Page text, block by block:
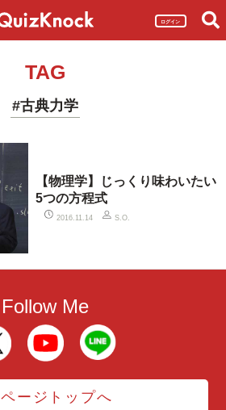
ログイン
TAG
#古典力学
【物理学】じっくり味わいたい
5つの方程式
2016.11.14 S.O.
Follow Me
ページトップへ